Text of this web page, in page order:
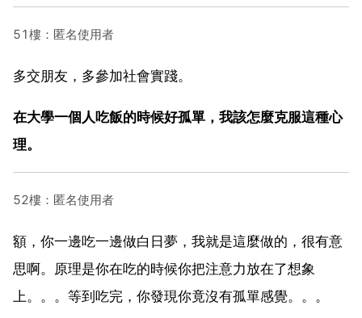
51樓：匿名使用者
多交朋友，多參加社會實踐。
在大學一個人吃飯的時候好孤單，我該怎麼克服這種心
理。
52樓：匿名使用者
額，你一邊吃一邊做白日夢，我就是這麼做的，很有意
思啊。原理是你在吃的時候你把注意力放在了想象
上。。。等到吃完，你發現你竟沒有孤單感覺。。。